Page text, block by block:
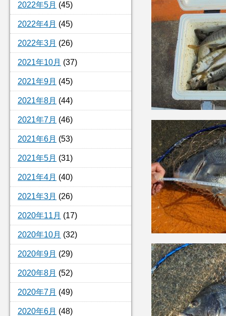
2022年5月 (45)
2022年4月 (45)
2022年3月 (26)
2021年10月 (37)
2021年9月 (45)
2021年8月 (44)
2021年7月 (46)
2021年6月 (53)
2021年5月 (31)
2021年4月 (40)
2021年3月 (26)
2020年11月 (17)
2020年10月 (32)
2020年9月 (29)
2020年8月 (52)
2020年7月 (49)
2020年6月 (48)